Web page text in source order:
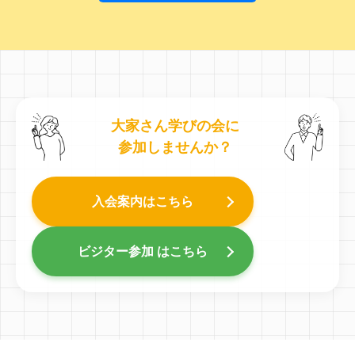
大家さん学びの会に
参加しませんか？
入会案内はこちら
ビジター参加 はこちら